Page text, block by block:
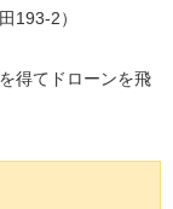
193-2）
得てドローンを飛